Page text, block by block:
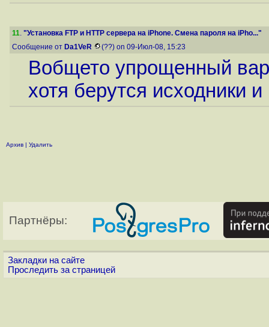
11. "Установка FTP и HTTP сервера на iPhone. Смена пароля на iPho..."
Сообщение от Da1VeR (??) on 09-Июл-08, 15:23
Вобщето упрощенный
хотя берутся исходники
Архив | Удалить
Партнёры:
Закладки на сайте
Проследить за страницей